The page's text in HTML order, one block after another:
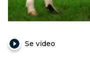
Se video